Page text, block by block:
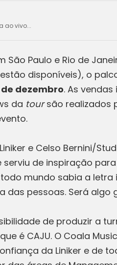
ao vivo...
Paulo e Rio de
disponíveis), o
de dezembro. As
da toursão realizados
e Celso Bernini/
de inspiração
mundo sabia a letra
pessoas. Será algo
de produzir a
é CAJU. O Coala
da Liniker e de